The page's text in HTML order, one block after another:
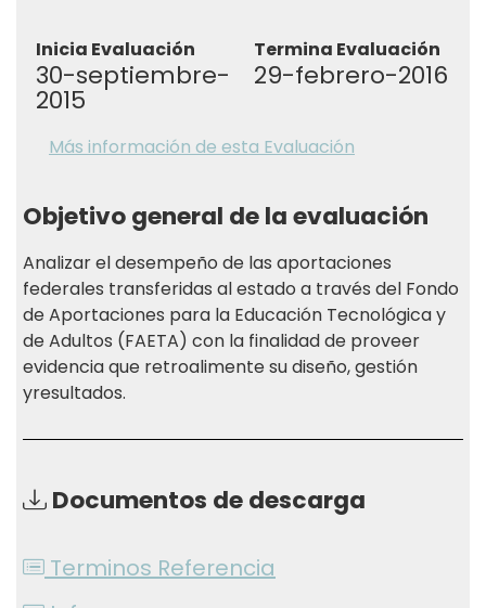
Inicia Evaluación
30-septiembre-
2015
Termina Evaluación
29-febrero-2016
Más información de esta Evaluación
Objetivo general de la evaluación
Analizar el desempeño de las aportaciones
federales transferidas al estado a través del Fondo
de Aportaciones para la Educación Tecnológica y
de Adultos (FAETA) con la finalidad de proveer
evidencia que retroalimente su diseño, gestión
yresultados.
Documentos de descarga
Terminos Referencia